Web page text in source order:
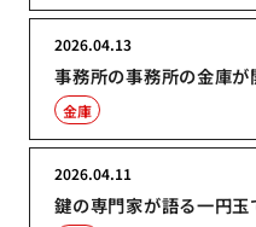
事務所の事務所の金庫
2026.04.13
金庫
鍵の専門家が語る一円
2026.04.11